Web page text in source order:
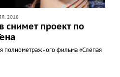
2018
снимет проект по
полнометражного фильма «Слепая